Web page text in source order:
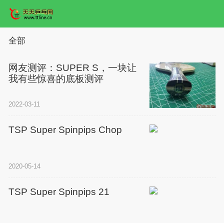
全部
网友测评：SUPER S，一块让
我有些惊喜的底板测评
2022-03-11
TSP Super Spinpips Chop
2020-05-14
TSP Super Spinpips 21